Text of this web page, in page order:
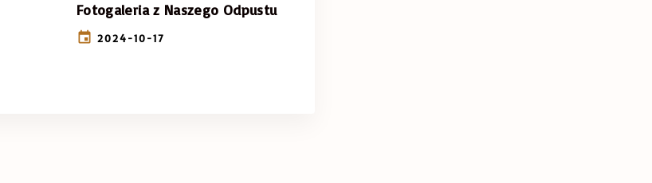
Fotogaleria z Naszego Odpustu
2024-10-17